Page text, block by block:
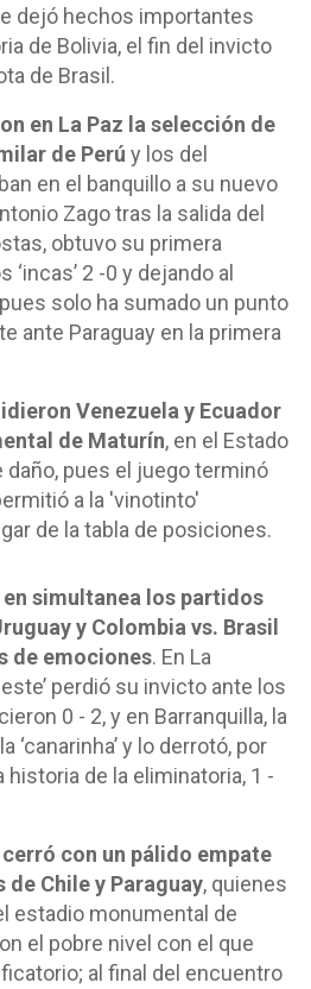
dejó hechos importantes
de Bolivia, el fin del invicto
de Brasil.
en La Paz la selección de
de Perú y los del
en el banquillo a su nuevo
Zago tras la salida del
obtuvo su primera
2 -0 y dejando al
solo ha sumado un punto
ante Paraguay en la primera
Venezuela y Ecuador
de Maturín, en el Estado
daño, pues el juego terminó
a la 'vinotinto'
de la tabla de posiciones.
simultanea los partidos
y Colombia vs. Brasil
de emociones. En La
perdió su invicto ante los
0 - 2, y en Barranquilla, la
‘canarinha’ y lo derrotó, por
historia de la eliminatoria, 1 -
con un pálido empate
Chile y Paraguay, quienes
estadio monumental de
el pobre nivel con el que
al final del encuentro